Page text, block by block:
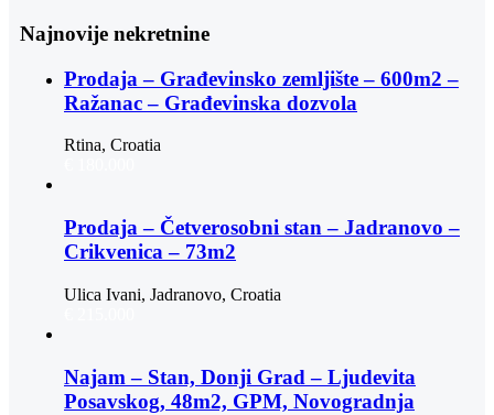
Najnovije nekretnine
Prodaja – Građevinsko zemljište – 600m2 –
Ražanac – Građevinska dozvola
Rtina, Croatia
Prodaja – Četverosobni stan – Jadranovo –
Crikvenica – 73m2
Ulica Ivani, Jadranovo, Croatia
Najam – Stan, Donji Grad – Ljudevita
Posavskog, 48m2, GPM, Novogradnja